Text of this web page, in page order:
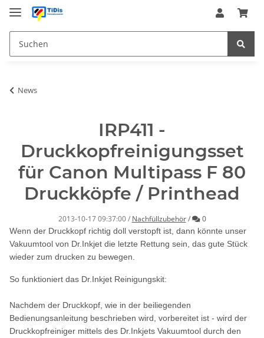
News
IRP411 -
Druckkopfreinigungsset
für Canon Multipass F 80
Druckköpfe / Printhead
2013-10-17 09:37:00 / Nachfüllzubehör / Kommentare
0
Wenn der Druckkopf richtig doll verstopft ist, dann könnte unser
Vakuumtool von Dr.Inkjet die letzte Rettung sein, das gute Stück
wieder zum drucken zu bewegen.
So funktioniert das Dr.Inkjet Reinigungskit:
Nachdem der Druckkopf, wie in der beiliegenden
Bedienungsanleitung beschrieben wird, vorbereitet ist - wird der
Druckkopfreiniger mittels des Dr.Inkjets Vakuumtool durch den